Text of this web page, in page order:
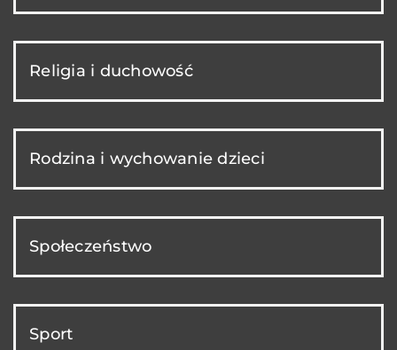
Religia i duchowość
Rodzina i wychowanie dzieci
Społeczeństwo
Sport